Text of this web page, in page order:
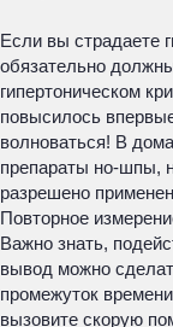
Если вы страдаете
обязательно
гипертоническом
повысилось
волноваться! В
препараты но-шпы,
разрешено
Повторное
Важно знать,
вывод можно
промежуток
вызовите скорую